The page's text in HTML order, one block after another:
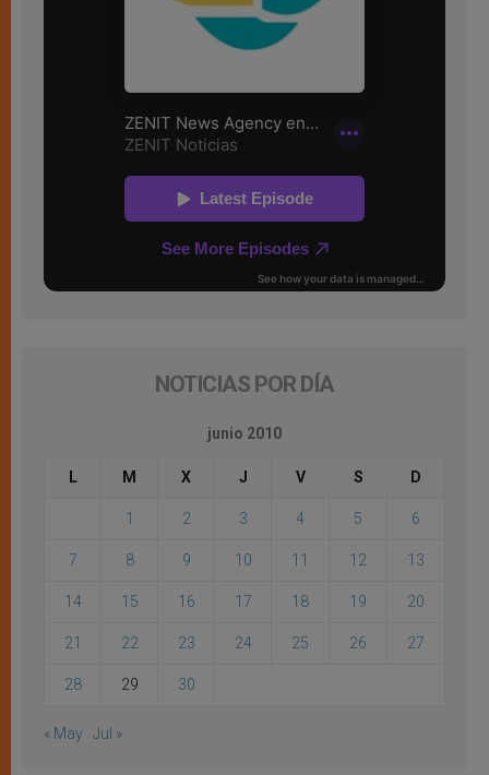
NOTICIAS POR DÍA
junio 2010
L M X J V S D
1 2 3 4 5 6
7 8 9 10 11 12 13
14 15 16 17 18 19 20
21 22 23 24 25 26 27
28 29 30
« May Jul »